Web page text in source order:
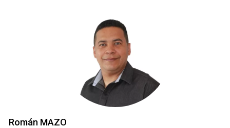
Los tipos impositivos pueden ser confusos. Generalmente,
las ganancias se gravan a un tipo progresivo que puede
llegar hasta el 23%. Por otro lado, existen deducciones y
reducciones disponibles que pueden aliviar esta carga.
Román MAZO